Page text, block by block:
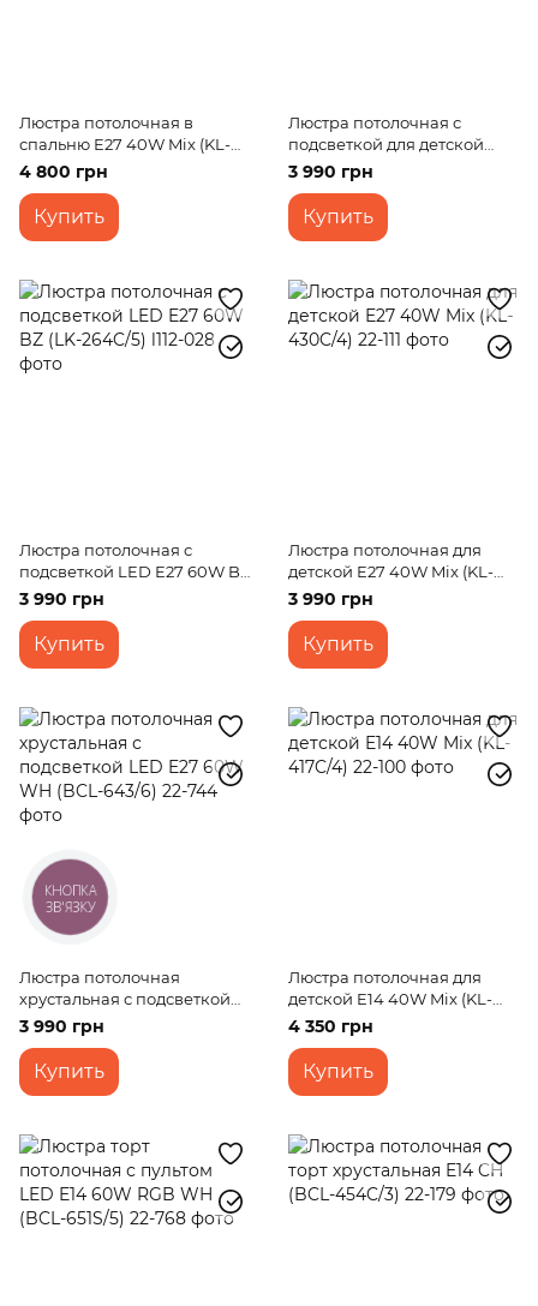
Люстра потолочная в
спальню E27 40W Mix (KL-
432C/6)
4 800 грн
Купить
Люстра потолочная с
подсветкой для детской
LED E27 60W BL (KL-447C/3)
3 990 грн
Купить
Люстра потолочная с
подсветкой LED E27 60W BZ
(LK-264C/5)
3 990 грн
Купить
Люстра потолочная для
детской E27 40W Mix (KL-
430C/4)
3 990 грн
Купить
Люстра потолочная
хрустальная с подсветкой
LED E27 60W WH (BCL-
3 990 грн
Купить
Люстра потолочная для
детской E14 40W Mix (KL-
417C/4)
4 350 грн
Купить
КНОПКА
ЗВ'ЯЗКУ